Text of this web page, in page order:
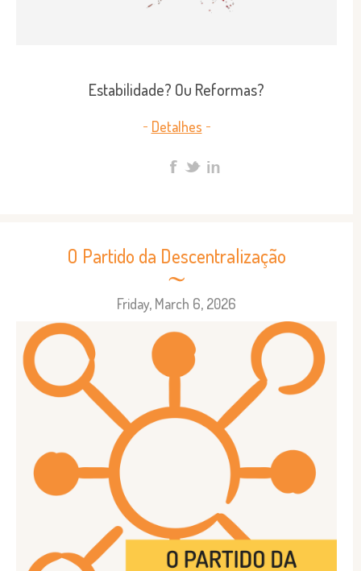
Estabilidade? Ou Reformas?
Detalhes
O Partido da Descentralização
Friday, March 6, 2026